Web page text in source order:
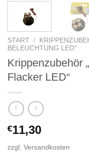
START /
BELEUCHTUNG LED"
Krippenzubehör
Flacker LED“
€11,30
zzgl. Versandkosten